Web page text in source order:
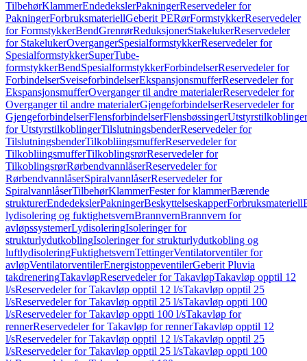
TilbehørKlammerEndedekslerPakningerReservedeler for
PakningerForbruksmateriellGeberit PERørFormstykkerReservedeler
for FormstykkerBendGrenrørReduksjonerStakelukerReservedeler
for StakelukerOvergangerSpesialformstykkerReservedeler for
SpesialformstykkerSuperTube-
formstykkerBendSpesialformstykkerForbindelserReservedeler for
ForbindelserSveiseforbindelserEkspansjonsmufferReservedeler for
EkspansjonsmufferOverganger til andre materialerReservedeler for
Overganger til andre materialerGjengeforbindelserReservedeler for
GjengeforbindelserFlensforbindelserFlensbøssingerUtstyrstilkoblinger
for UtstyrstilkoblingerTilslutningsbenderReservedeler for
TilslutningsbenderTilkobliingsmufferReservedeler for
TilkobliingsmufferTilkoblingsrørReservedeler for
TilkoblingsrørRørbendvannlåserReservedeler for
RørbendvannlåserSpiralvannlåserReservedeler for
SpiralvannlåserTilbehørKlammerFester for klammerBærende
strukturerEndedekslerPakningerBeskyttelseskapperForbruksmateriell
lydisolering og fuktighetsvernBrannvernBrannvern for
avløpssystemerLydisoleringIsoleringer for
strukturlydutkoblingIsoleringer for strukturlydutkobling og
luftlydisoleringFuktighetsvernTettingerVentilatorventiler for
avløpVentilatorventilerEnergistoppeventilerGeberit Pluvia
takdreneringTakavløpReservedeler for TakavløpTakavløp opptil 12
l/sReservedeler for Takavløp opptil 12 l/sTakavløp opptil 25
l/sReservedeler for Takavløp opptil 25 l/sTakavløp oppti 100
l/sReservedeler for Takavløp oppti 100 l/sTakavløp for
rennerReservedeler for Takavløp for rennerTakavløp opptil 12
l/sReservedeler for Takavløp opptil 12 l/sTakavløp opptil 25
l/sReservedeler for Takavløp opptil 25 l/sTakavløp oppti 100